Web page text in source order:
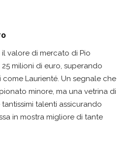
valore di mercato di Pio
milioni di euro, superando
come Laurienté. Un segnale che
minore, ma una vetrina di
talenti assicurando
in mostra migliore di tante